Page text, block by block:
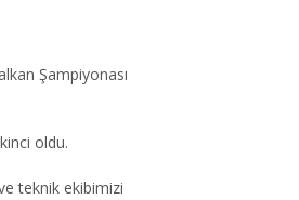
Şampiyonası
oldu.
teknik ekibimizi